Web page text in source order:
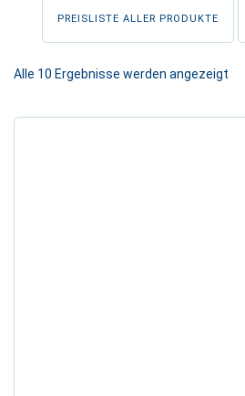
PREISLISTE ALLER PRODUKTE
Alle 10 Ergebnisse werden angezeigt